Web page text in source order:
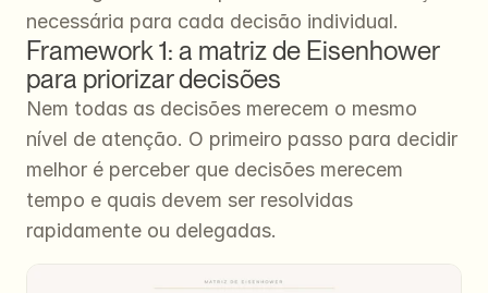
necessária para cada decisão individual.
Framework 1: a matriz de Eisenhower
para priorizar decisões
Nem todas as decisões merecem o mesmo
nível de atenção. O primeiro passo para decidir
melhor é perceber que decisões merecem
tempo e quais devem ser resolvidas
rapidamente ou delegadas.